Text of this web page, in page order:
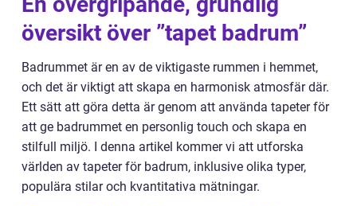
översikt över ”tapet badrum”
Badrummet är en av de viktigaste rummen i hemmet,
och det är viktigt att skapa en harmonisk atmosfär där.
Ett sätt att göra detta är genom att använda tapeter för
att ge badrummet en personlig touch och skapa en
stilfull miljö. I denna artikel kommer vi att utforska
världen av tapeter för badrum, inklusive olika typer,
populära stilar och kvantitativa mätningar.